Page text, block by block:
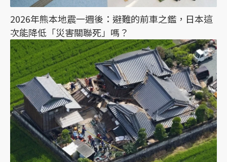
2026年熊本地震一週後：避難的前車之鑑，日本這
次能降低「災害關聯死」嗎？